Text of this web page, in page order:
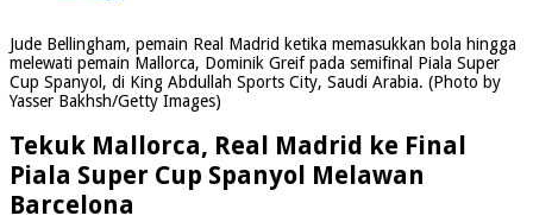
Jude Bellingham, pemain Real Madrid ketika memasukkan bola hingga
melewati pemain Mallorca, Dominik Greif pada semifinal Piala Super
Cup Spanyol, di King Abdullah Sports City, Saudi Arabia. (Photo by
Yasser Bakhsh/Getty Images)
Tekuk Mallorca, Real Madrid ke Final
Piala Super Cup Spanyol Melawan
Barcelona